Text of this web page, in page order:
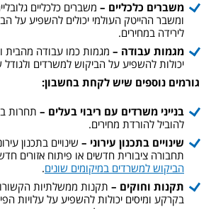
משברים כלכליים – משברים כלכליים
ומשבר ההייטק העולמי יכולים להשפיע על
לירידה במחירים.
מגמות עבודה – מגמות כמו עבודה מהבית
יכולות להשפיע על הביקוש למשרדים
גורמים נוספים שיש לקחת בחשבון:
בנייני משרדים עם ריבוי בעלים – תחרות
להוביל להורדת מחירים.
שינויים בתכנון עירוני – שינויים בתכנון
תחבורה ציבורית חדשים או פיתוח אזורים
הביקוש למשרדים במיקומים שונים.
תקנות וחוקים – תקנות ממשלתיות
בקרקע ומיסים יכולות להשפיע על עלויות